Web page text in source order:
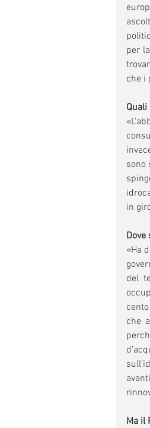
per
che i
sono
in
«Ha
del
che
Ma il